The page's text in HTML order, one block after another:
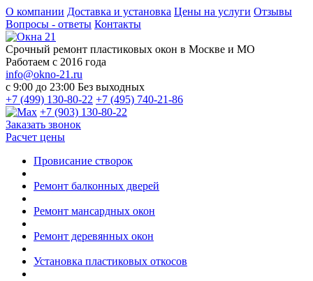
О компании Доставка и установка Цены на услуги Отзывы
Вопросы - ответы Контакты
Срочный ремонт пластиковых окон в Москве и МО
Работаем с 2016 года
info@okno-21.ru
с 9:00 до 23:00 Без выходных
+7 (499) 130-80-22 +7 (495) 740-21-86
+7 (903) 130-80-22
Заказать звонок
Расчет цены
Провисание створок
Ремонт балконных дверей
Ремонт мансардных окон
Ремонт деревянных окон
Установка пластиковых откосов